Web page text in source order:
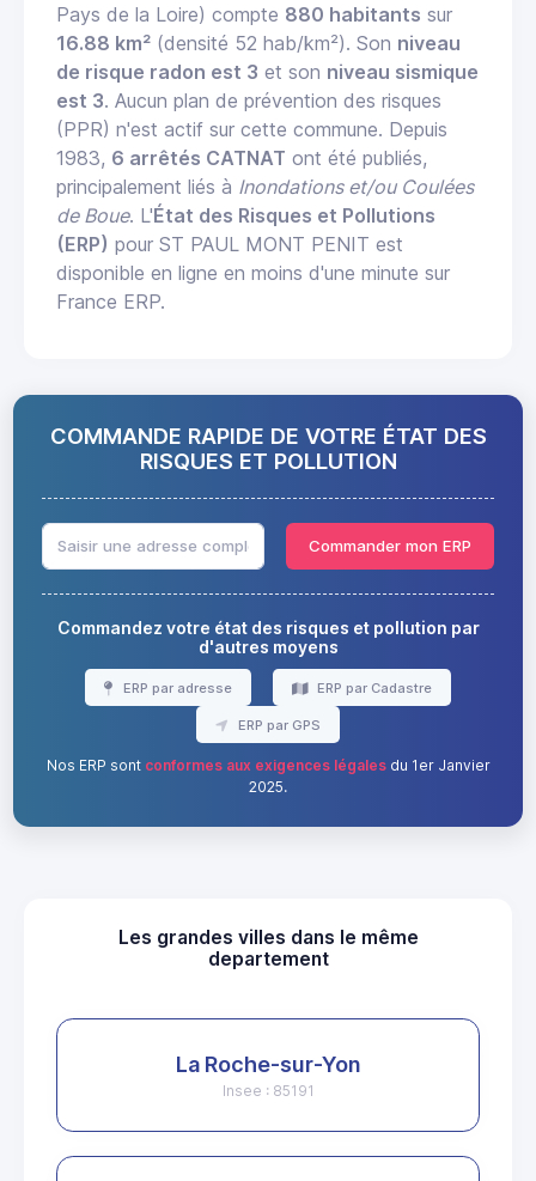
Pays de la Loire) compte 880 habitants sur
16.88 km² (densité 52 hab/km²). Son niveau
de risque radon est 3 et son niveau sismique
est 3. Aucun plan de prévention des risques
(PPR) n'est actif sur cette commune. Depuis
1983, 6 arrêtés CATNAT ont été publiés,
principalement liés à Inondations et/ou Coulées
de Boue. L'État des Risques et Pollutions
(ERP) pour ST PAUL MONT PENIT est
disponible en ligne en moins d'une minute sur
France ERP.
COMMANDE RAPIDE DE VOTRE ÉTAT DES
RISQUES ET POLLUTION
Commander mon ERP
Commandez votre état des risques et pollution par
d'autres moyens
ERP par adresse ERP par Cadastre
ERP par GPS
Nos ERP sont conformes aux exigences légalesdu 1er Janvier
2025.
Les grandes villes dans le même
departement
La Roche-sur-Yon
Insee : 85191